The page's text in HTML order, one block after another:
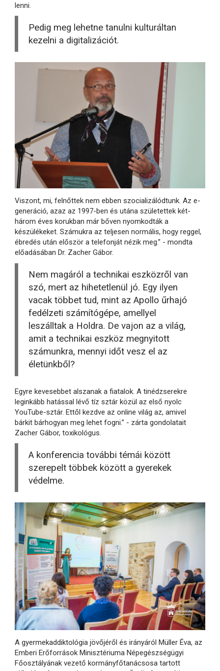
lenni.
Pedig meg lehetne tanulni kulturáltan
kezelni a digitalizációt.
Viszont, mi, felnőttek nem ebben szocializálódtunk. Az e-
generáció, azaz az 1997-ben és utána születettek két-
három éves korukban már bőven nyomkodták a
készülékeket. Számukra az teljesen normális, hogy reggel,
ébredés után először a telefonját nézik meg.” - mondta
előadásában Dr. Zacher Gábor.
Nem magáról a technikai eszközről van
szó, mert az hihetetlenül jó. Egy ilyen
vacak többet tud, mint az Apollo űrhajó
fedélzeti számítógépe, amellyel
leszálltak a Holdra. De vajon az a világ,
amit a technikai eszköz megnyitott
számunkra, mennyi időt vesz el az
életünkből?
Egyre kevesebbet alszanak a fiatalok. A tinédzserekre
leginkább hatással lévő tíz sztár közül az első nyolc
YouTube-sztár. Ettől kezdve az online világ az, amivel
bárkit bárhogyan meg lehet fogni.” - zárta gondolatait
Zacher Gábor, toxikológus.
A konferencia további témái között
szerepelt többek között a gyerekek
védelme.
A gyermekaddiktológia jövőjéről és irányáról Müller Éva, az
Emberi Erőforrások Minisztériuma Népegészségügyi
Főosztályának vezető kormányfőtanácsosa tartott